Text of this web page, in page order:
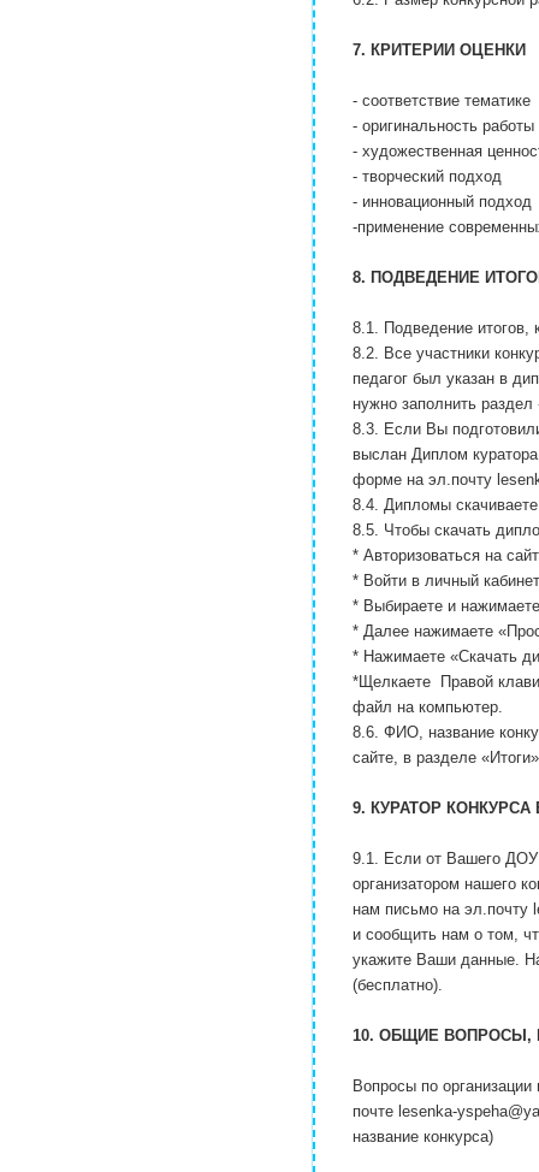
7. КРИТЕРИИ ОЦЕНКИ
- соответствие тематике
- оригинальность работы
- художественная
- творческий подход
- инновационный подход
-применение
8. ПОДВЕДЕНИЕ
8.1. Подведение итогов,
8.2. Все участники
педагог был указан в
нужно заполнить
8.3. Если Вы
выслан Диплом
форме на эл.почту
8.4. Дипломы
8.5. Чтобы скачать
* Авторизоваться на
* Войти в личный кабинет
* Выбираете и
* Далее нажимаете
* Нажимаете «Скачать
*Щелкаете Правой
файл на компьютер.
8.6. ФИО, название
сайте, в разделе «Итоги»
9. КУРАТОР КОНКУРСА
9.1. Если от Вашего ДОУ
организатором нашего
нам письмо на эл.почту
и сообщить нам о том,
укажите Ваши данные.
(бесплатно).
10. ОБЩИЕ ВОПРОСЫ,
Вопросы по
почте lesenka-
название конкурса)